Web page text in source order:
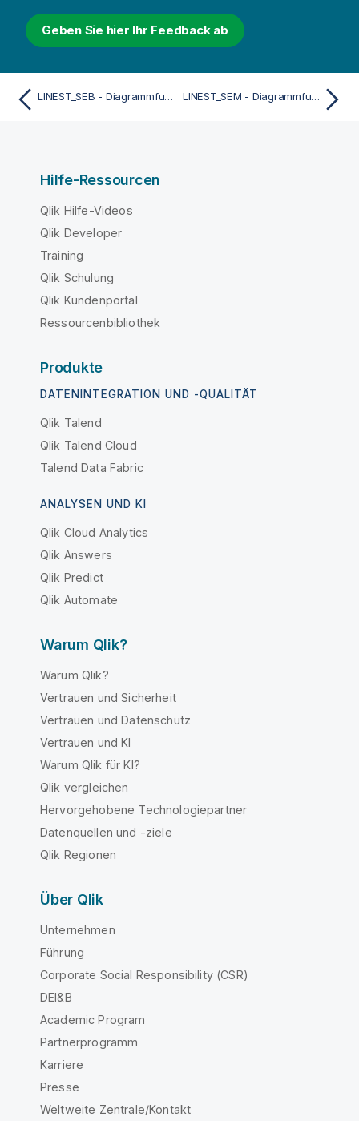
Geben Sie hier Ihr Feedback ab
LINEST_SEB - Diagrammfunktion LINEST_SEM - Diagrammfunktion
Hilfe-Ressourcen
Qlik Hilfe-Videos
Qlik Developer
Training
Qlik Schulung
Qlik Kundenportal
Ressourcenbibliothek
Produkte
DATENINTEGRATION UND -QUALITÄT
Qlik Talend
Qlik Talend Cloud
Talend Data Fabric
ANALYSEN UND KI
Qlik Cloud Analytics
Qlik Answers
Qlik Predict
Qlik Automate
Warum Qlik?
Warum Qlik?
Vertrauen und Sicherheit
Vertrauen und Datenschutz
Vertrauen und KI
Warum Qlik für KI?
Qlik vergleichen
Hervorgehobene Technologiepartner
Datenquellen und -ziele
Qlik Regionen
Über Qlik
Unternehmen
Führung
Corporate Social Responsibility (CSR)
DEI&B
Academic Program
Partnerprogramm
Karriere
Presse
Weltweite Zentrale/Kontakt